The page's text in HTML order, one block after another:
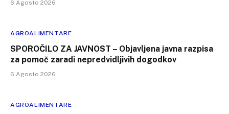
6 Agosto 2026
AGROALIMENTARE
SPOROČILO ZA JAVNOST – Objavljena javna razpisa
za pomoč zaradi nepredvidljivih dogodkov
6 Agosto 2026
AGROALIMENTARE